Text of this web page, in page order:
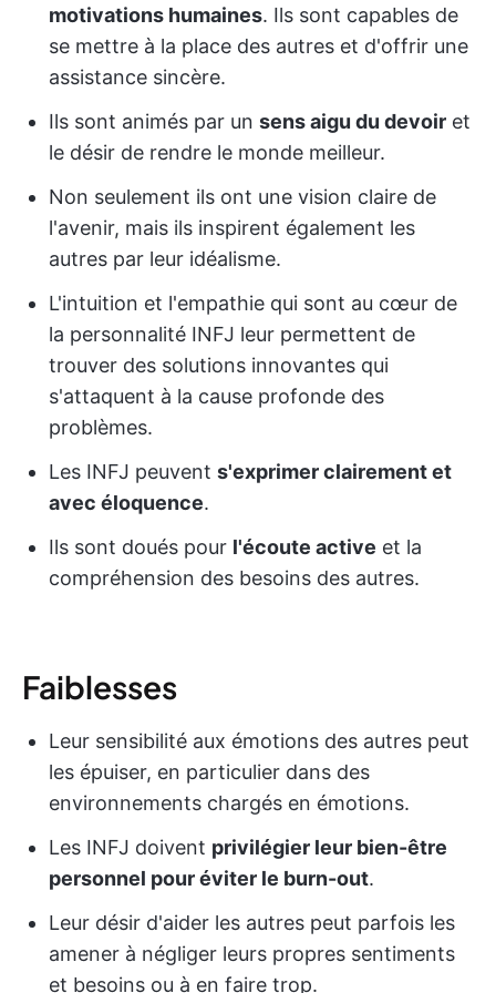
motivations humaines. Ils sont capables de
se mettre à la place des autres et d'offrir une
assistance sincère.
Ils sont animés par un sens aigu du devoir et
le désir de rendre le monde meilleur.
Non seulement ils ont une vision claire de
l'avenir, mais ils inspirent également les
autres par leur idéalisme.
L'intuition et l'empathie qui sont au cœur de
la personnalité INFJ leur permettent de
trouver des solutions innovantes qui
s'attaquent à la cause profonde des
problèmes.
Les INFJ peuvent s'exprimer clairement et
avec éloquence.
Ils sont doués pour l'écoute active et la
compréhension des besoins des autres.
Faiblesses
Leur sensibilité aux émotions des autres peut
les épuiser, en particulier dans des
environnements chargés en émotions.
Les INFJ doivent privilégier leur bien-être
personnel pour éviter le burn-out.
Leur désir d'aider les autres peut parfois les
amener à négliger leurs propres sentiments
et besoins ou à en faire trop.